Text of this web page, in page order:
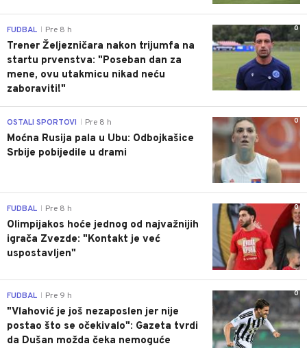
0
FUDBAL Pre 8 h
Trener Željezničara nakon trijumfa na
startu prvenstva: "Poseban dan za
mene, ovu utakmicu nikad neću
zaboraviti!"
0
OSTALI SPORTOVI Pre 8 h
Moćna Rusija pala u Ubu: Odbojkašice
Srbije pobijedile u drami
0
FUDBAL Pre 8 h
Olimpijakos hoće jednog od najvažnijih
igrača Zvezde: "Kontakt je već
uspostavljen"
0
FUDBAL Pre 9 h
"Vlahović je još nezaposlen jer nije
postao što se očekivalo": Gazeta tvrdi
da Dušan možda čeka nemoguće